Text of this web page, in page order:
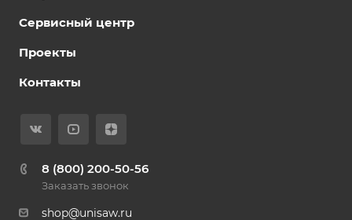
Сервисный центр
Проекты
Контакты
8 (800) 200-50-56
Заказать звонок
shop@unisaw.ru